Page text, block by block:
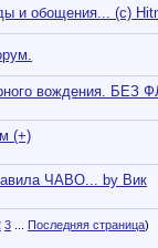
и обощения... (c)
вождения. БЕЗ
(+)
ЧАВО... by Вик
3 Последняя страница)